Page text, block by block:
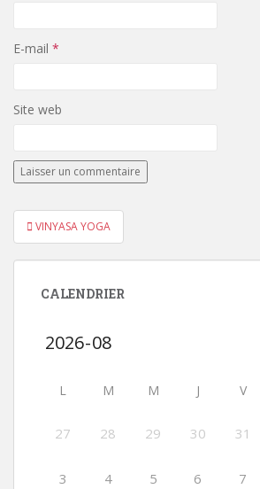
E-mail *
Site web
Navigation
de
l’article
VINYASA YOGA
CALENDRIER
L M M J V
27 28 29 30 31
3 4 5 6 7